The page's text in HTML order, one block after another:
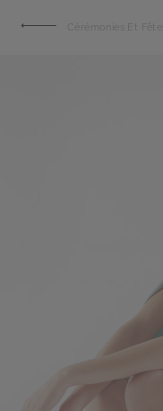
Cérémonies Et Fêtes